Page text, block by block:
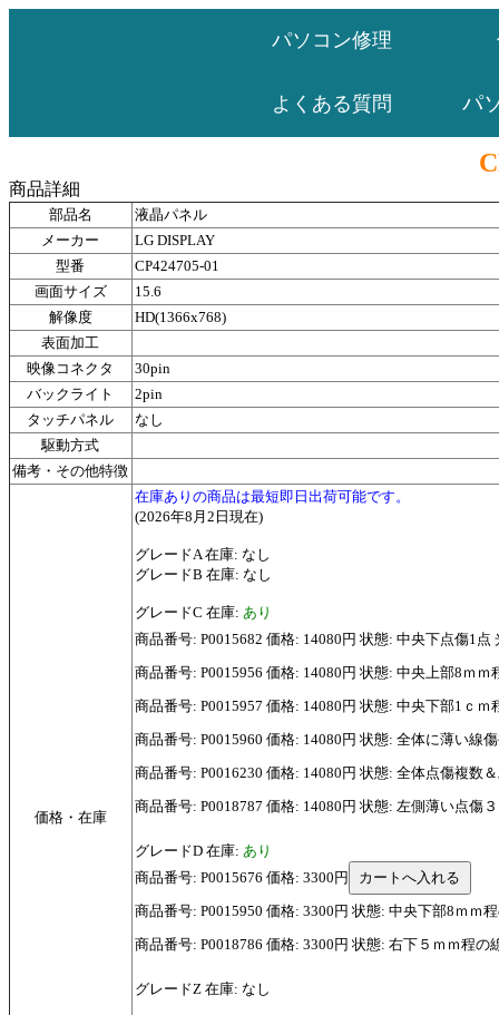
パソコン修理
よくある質問 パ
商品詳細
部品名
液晶パネル
メーカー
LG DISPLAY
型番
CP424705-01
画面サイズ
15.6
解像度
HD(1366x768)
表面加工
映像コネクタ
30pin
バックライト
2pin
タッチパネル
なし
駆動方式
備考・その他特徴
価格・在庫
在庫ありの商品は最短即日出荷可能です。
(2026年8月2日現在)
グレードA 在庫: なし
グレードB 在庫: なし
グレードC 在庫: あり
商品番号: P0015682 価格: 14080円 状態: 中央下点傷1点
商品番号: P0015956 価格: 14080円 状態: 中央上部8ｍ
商品番号: P0015957 価格: 14080円 状態: 中央下部1ｃ
商品番号: P0015960 価格: 14080円 状態: 全体に薄い線
商品番号: P0016230 価格: 14080円 状態: 全体点傷複数
商品番号: P0018787 価格: 14080円 状態: 左側薄い点傷
グレードD 在庫: あり
商品番号: P0015676 価格: 3300円
商品番号: P0015950 価格: 3300円 状態: 中央下部8ｍｍ
商品番号: P0018786 価格: 3300円 状態: 右下５ｍｍ程
グレードZ 在庫: なし